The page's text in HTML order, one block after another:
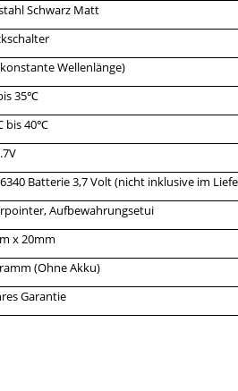
Schwarz Matt
Wellenlänge)
35℃
bis 40℃
Batterie 3,7 Volt (nicht inklusive im
Aufbewahrungsetui
x 20mm
(Ohne Akku)
Garantie